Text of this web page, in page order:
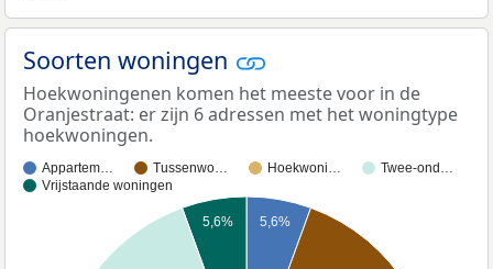
Soorten woningen
Hoekwoningenen komen het meeste voor in de
Oranjestraat: er zijn 6 adressen met het woningtype
hoekwoningen.
Appartem… Tussenwo… Hoekwoni…
Twee-ond…
Vrijstaande woningen
5,6%
5,6%